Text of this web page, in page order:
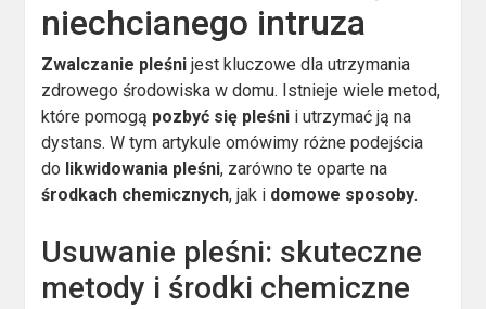
niechcianego intruza
Zwalczanie pleśni jest kluczowe dla utrzymania
zdrowego środowiska w domu. Istnieje wiele metod,
które pomogą pozbyć się pleśni i utrzymać ją na
dystans. W tym artykule omówimy różne podejścia
do likwidowania pleśni, zarówno te oparte na
środkach chemicznych, jak i domowe sposoby.
Usuwanie pleśni: skuteczne
metody i środki chemiczne